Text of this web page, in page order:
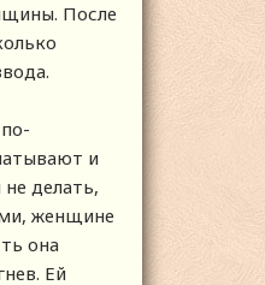
После
и
делать,
женщине
она
Ей